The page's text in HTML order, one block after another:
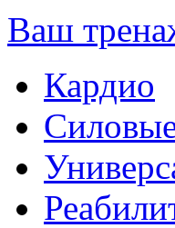
Ваш
Кардио